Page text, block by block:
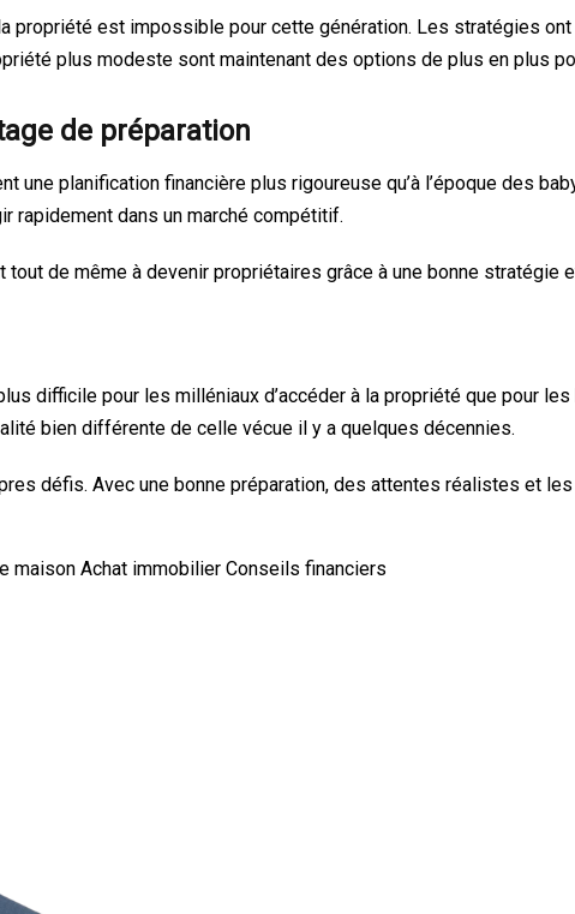
propriété est impossible pour cette génération. Les stratégies
plus modeste sont maintenant des options de plus en plus
de préparation
une planification financière plus rigoureuse qu’à l’époque des
rapidement dans un marché compétitif.
de même à devenir propriétaires grâce à une bonne stratégie
difficile pour les milléniaux d’accéder à la propriété que pour
bien différente de celle vécue il y a quelques décennies.
défis. Avec une bonne préparation, des attentes réalistes et
maison Achat immobilier Conseils financiers